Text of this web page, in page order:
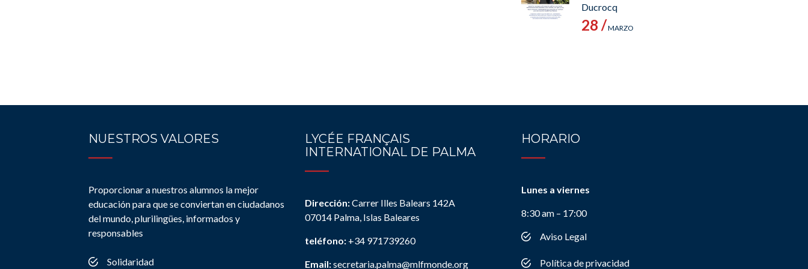
Ducrocq
28 /MARZO
NUESTROS VALORES
Proporcionar a nuestros alumnos la mejor
educación para que se conviertan en ciudadanos
del mundo, plurilingües, informados y
responsables
Solidaridad
LYCÉE FRANÇAIS
INTERNATIONAL DE PALMA
Dirección:Carrer Illes Balears 142A
07014 Palma, Islas Baleares
teléfono: +34 971739260
Email:secretaria.palma@mlfmonde.org
HORARIO
Lunes a viernes
8:30 am – 17:00
Aviso Legal
Política de privacidad